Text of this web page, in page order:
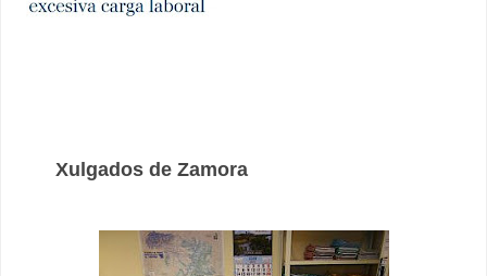
Xulgados de Zamora